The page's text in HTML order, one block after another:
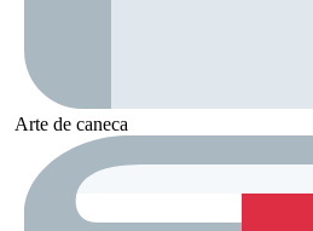
Arte de caneca